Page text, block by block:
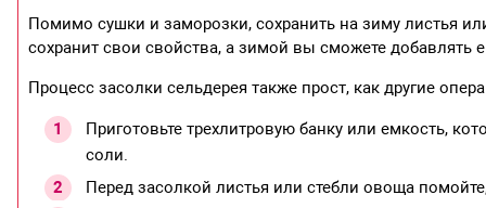
Помимо сушки и заморозки, сохранить на зиму листья
сохранит свои свойства, а зимой вы сможете добавлять
Процесс засолки сельдерея также прост, как другие
Приготовьте трехлитровую банку или емкость,
соли.
Перед засолкой листья или стебли овоща